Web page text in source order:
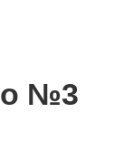
№3